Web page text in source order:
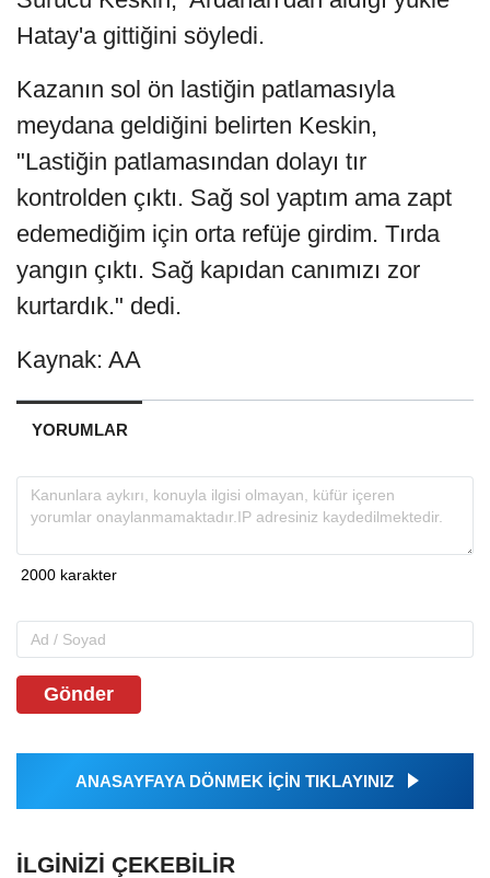
Hatay'a gittiğini söyledi.
Kazanın sol ön lastiğin patlamasıyla
meydana geldiğini belirten Keskin,
"Lastiğin patlamasından dolayı tır
kontrolden çıktı. Sağ sol yaptım ama zapt
edemediğim için orta refüje girdim. Tırda
yangın çıktı. Sağ kapıdan canımızı zor
kurtardık." dedi.
Kaynak: AA
YORUMLAR
Gönder
ANASAYFAYA DÖNMEK İÇİN TIKLAYINIZ
İLGINIZI ÇEKEBILIR